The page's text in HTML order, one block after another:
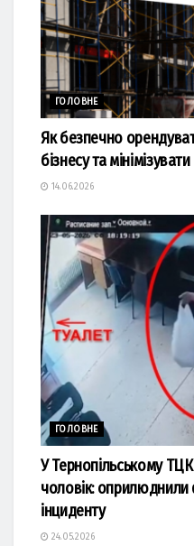
ГОЛОВНЕ
Як безпечно
бізнесу та
14.06.2026
ГОЛОВНЕ
У Тернопільському
чоловік:
інциденту
24.05.2026